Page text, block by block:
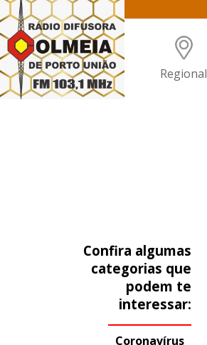
Regional
Confira algumas
categorias que
podem te
interessar:
Coronavírus